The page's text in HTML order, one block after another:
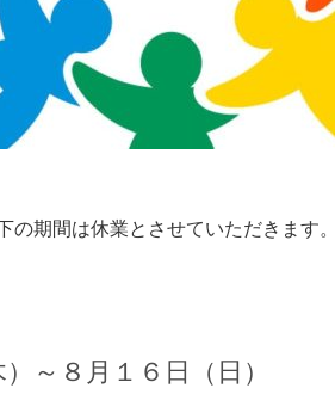
の期間は休業とさせていただきます
～８月１６日（日）